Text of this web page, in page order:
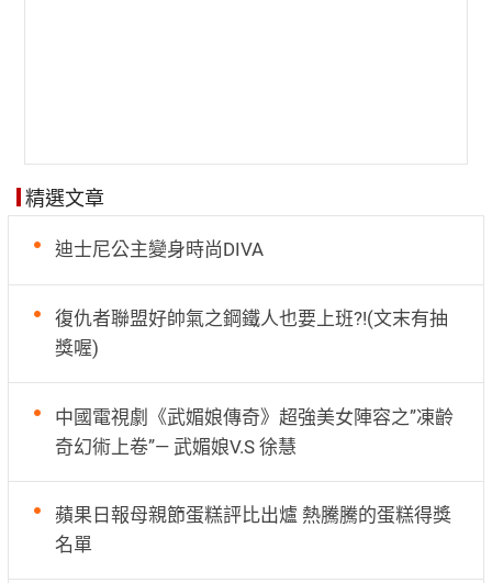
精選文章
迪士尼公主變身時尚DIVA
復仇者聯盟好帥氣之鋼鐵人也要上班?!(文末有抽
獎喔)
中國電視劇《武媚娘傳奇》超強美女陣容之”凍齡
奇幻術上卷”— 武媚娘V.S 徐慧
蘋果日報母親節蛋糕評比出爐 熱騰騰的蛋糕得獎
名單